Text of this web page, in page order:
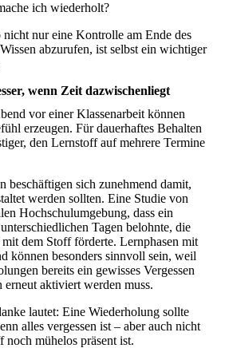
ich wiederholt?
nicht nur eine Kontrolle am Ende des
abzurufen, ist selbst ein wichtiger
wenn Zeit dazwischenliegt
vor einer Klassenarbeit können
erzeugen. Für dauerhaftes Behalten
den Lernstoff auf mehrere Termine
beschäftigen sich zunehmend damit,
werden sollten. Eine Studie von
Hochschulumgebung, dass ein
Tagen belohnte, die
dem Stoff förderte. Lernphasen mit
können besonders sinnvoll sein, weil
bereits ein gewisses Vergessen
erneut aktiviert werden muss.
lautet: Eine Wiederholung sollte
alles vergessen ist – aber auch nicht
noch mühelos präsent ist.